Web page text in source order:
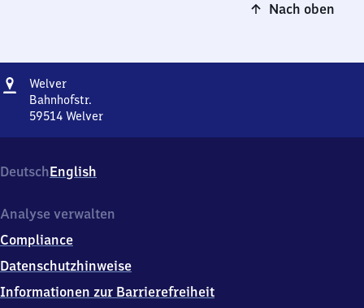
Nach oben
Adresse
WelverWelver
Bahnhofstr.
59514 Welver
5
9
1
Welver
DeutschEnglish
Analyse verwalten
Compliance
Datenschutzhinweise
Informationen zur Barrierefreiheit